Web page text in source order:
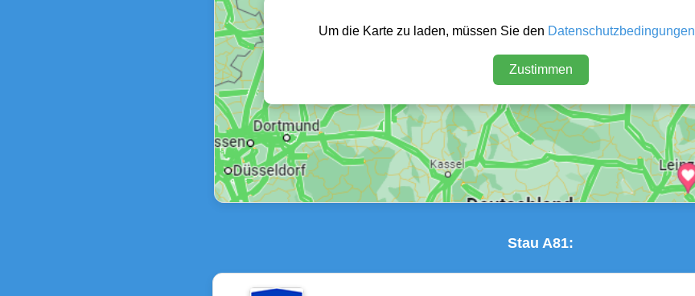
Um die Karte zu laden, müssen Sie den Datenschutzbedingungen
Zustimmen
Stau A81: